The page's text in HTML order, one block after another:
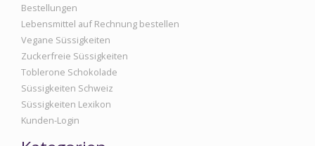
Bestellungen
Lebensmittel auf Rechnung bestellen
Vegane Süssigkeiten
Zuckerfreie Süssigkeiten
Toblerone Schokolade
Süssigkeiten Schweiz
Süssigkeiten Lexikon
Kunden-Login